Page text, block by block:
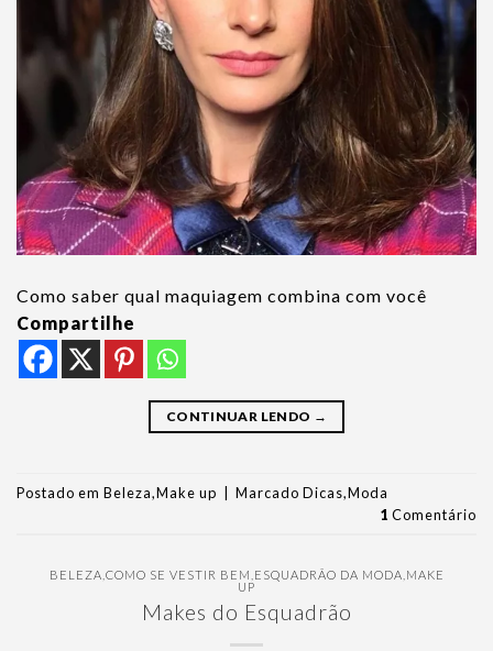
Como saber qual maquiagem combina com você
Compartilhe
CONTINUAR LENDO →
Postado em Beleza,Make up | Marcado Dicas,Moda
1 Comentário
BELEZA COMO SE VESTIR BEM ESQUADRÃO DA MODA MAKE
UP
Makes do Esquadrão